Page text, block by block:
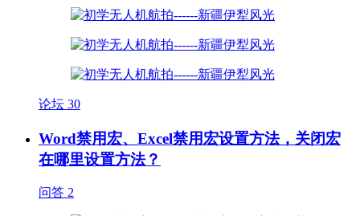
论坛 30
Word禁用宏、Excel禁用宏设置方法，关闭宏
在哪里设置方法？
问答 2